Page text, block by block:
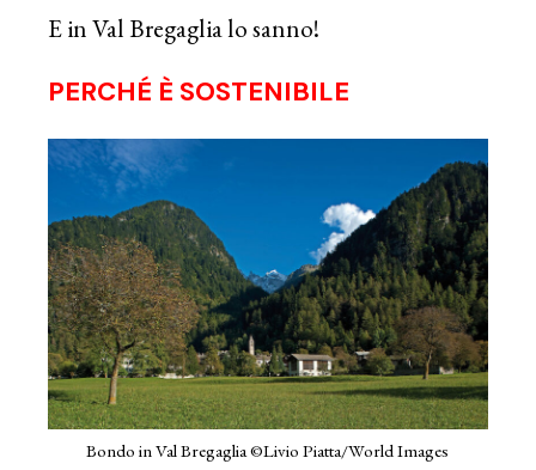
E in Val Bregaglia lo sanno!
PERCHÉ È SOSTENIBILE
Bondo in Val Bregaglia ©Livio Piatta/World Images